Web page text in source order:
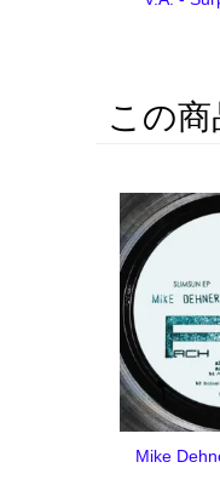
この
Mike